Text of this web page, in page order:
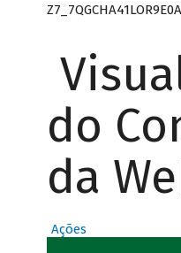
do
da
Ações